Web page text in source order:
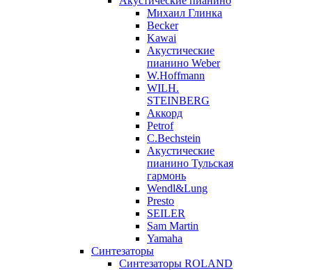
Михаил Глинка
Becker
Kawai
Акустические
пианино Weber
W.Hoffmann
WILH.
STEINBERG
Аккорд
Petrof
C.Bechstein
Акустические
пианино Тульская
гармонь
Wendl&Lung
Presto
SEILER
Sam Martin
Yamaha
Синтезаторы
Синтезаторы ROLAND